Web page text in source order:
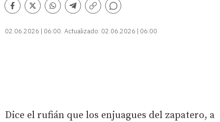
Facebook
TwitterWhatsappTelegram
Copiar
Comentarios
02.06.2026 | 06:00 Actualizado: 02.06.2026 | 06:00
Dice el rufián que los enjuagues del zapatero, a